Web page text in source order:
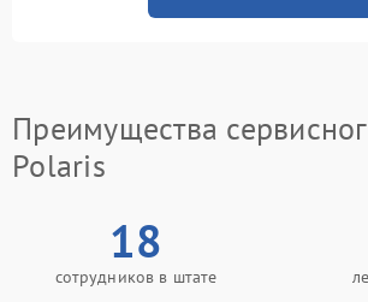
Преимущества
Polaris
18
сотрудников в штате